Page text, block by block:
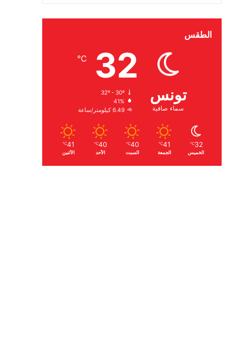
الطقس
تونس
سماء صافية
32
℃
32º - 30º
41%
6.49 كيلومتر/ساعة
32
℃
الخميس
41
℃
الجمعة
40
℃
السبت
40
℃
الأحد
41
℃
الأثنين